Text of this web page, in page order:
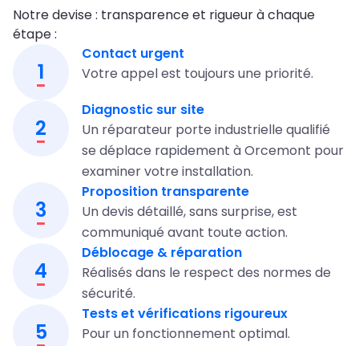
Notre devise : transparence et rigueur à chaque
étape :
1
Contact urgent
Votre appel est toujours une priorité.
2
Diagnostic sur site
Un réparateur porte industrielle qualifié
se déplace rapidement à Orcemont pour
examiner votre installation.
3
Proposition transparente
Un devis détaillé, sans surprise, est
communiqué avant toute action.
4
Déblocage & réparation
Réalisés dans le respect des normes de
sécurité.
5
Tests et vérifications rigoureux
Pour un fonctionnement optimal.